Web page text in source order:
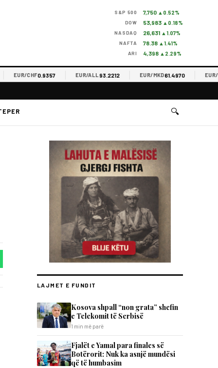
S&P 500 7,750 ▲0.52%
DOW 53,983 ▲0.18%
NASDAQ 26,631 ▲1.07%
NAFTA 78.38 ▲1.41%
ARI 4,398 ▲2.29%
EUR/CHF0.9357 EUR/ALL93.2212 EUR/MKD61.4970 EUR/RSD
🔍
LAJMET E FUNDIT
Kosova shpall “non grata” shefin
e Telekomit të Serbisë
1 min më parë
Fjalët e Yamal para finales së
Botërorit: Nuk ka asnjë mundësi
që të humbasim